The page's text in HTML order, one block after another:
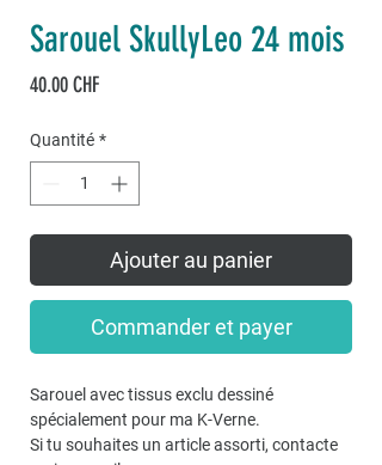
Sarouel SkullyLeo 24 mois
40.00 CHFPrix
Quantité *
Ajouter au panier
Commander et payer
Sarouel avec tissus exclu dessiné
spécialement pour ma K-Verne.
Si tu souhaites un article assorti, contacte